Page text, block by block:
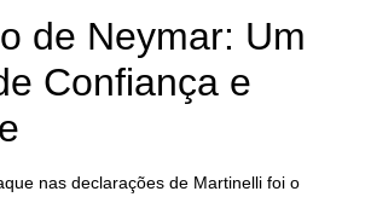
de Neymar: Um
Confiança e
nas declarações de Martinelli foi o